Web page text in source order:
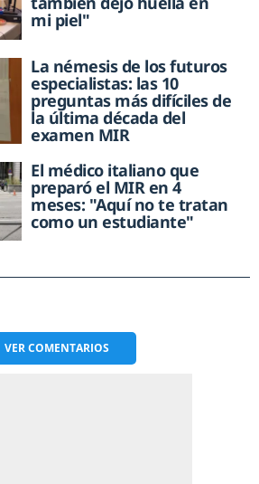
mi piel"
La némesis de los futuros
especialistas: las 10
preguntas más difíciles de
la última década del
examen MIR
El médico italiano que
preparó el MIR en 4
meses: "Aquí no te tratan
como un estudiante"
VERCOMENTARIOS